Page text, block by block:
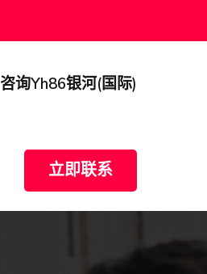
咨询yh86银河(国际)
立即联系